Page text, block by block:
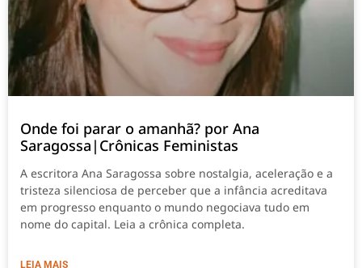
Onde foi parar o amanhã? por Ana
Saragossa|Crônicas Feministas
A escritora Ana Saragossa sobre nostalgia, aceleração e a
tristeza silenciosa de perceber que a infância acreditava
em progresso enquanto o mundo negociava tudo em
nome do capital. Leia a crônica completa.
LEIA MAIS